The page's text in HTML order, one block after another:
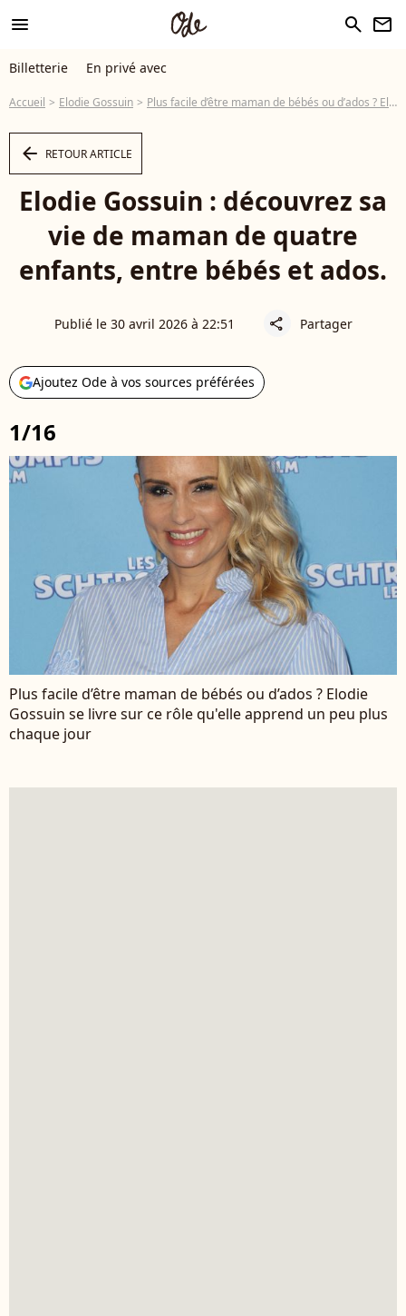
menu search newsletter
Billetterie En privé avec
Accueil Elodie Gossuin Plus facile d’être maman de bébés ou d’ados ? Elodie Gossuin se livre sur ce rôle qu'elle apprend un peu plus chaque jour
arrow_left RETOUR ARTICLE
Elodie Gossuin : découvrez sa
vie de maman de quatre
enfants, entre bébés et ados.
Publié le 30 avril 2026 à 22:51 share Partager
Ajoutez Ode à vos sources préférées
1/16
Plus facile d’être maman de bébés ou d’ados ? Elodie
Gossuin se livre sur ce rôle qu'elle apprend un peu plus
chaque jour